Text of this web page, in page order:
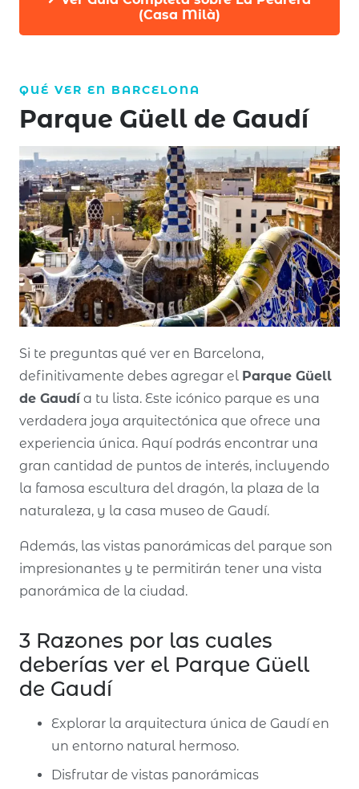
(Casa Milà)
QUÉ VER EN BARCELONA
Parque Güell de Gaudí
Si te preguntas qué ver en Barcelona,
definitivamente debes agregar el Parque Güell
de Gaudí a tu lista. Este icónico parque es una
verdadera joya arquitectónica que ofrece una
experiencia única. Aquí podrás encontrar una
gran cantidad de puntos de interés, incluyendo
la famosa escultura del dragón, la plaza de la
naturaleza, y la casa museo de Gaudí.
Además, las vistas panorámicas del parque son
impresionantes y te permitirán tener una vista
panorámica de la ciudad.
3 Razones por las cuales
deberías ver el Parque Güell
de Gaudí
Explorar la arquitectura única de Gaudí en
un entorno natural hermoso.
Disfrutar de vistas panorámicas